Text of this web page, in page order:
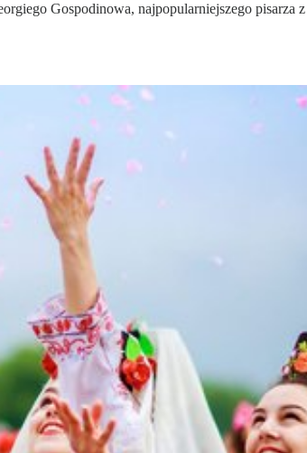
Gospodinowa, najpopularniejszego pisarza